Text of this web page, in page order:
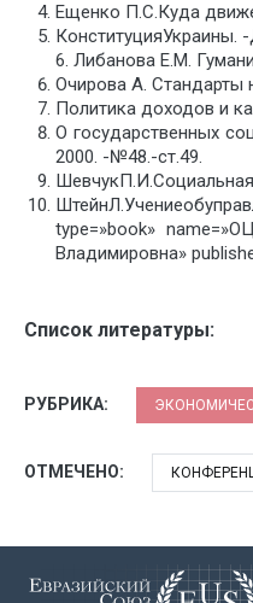
Ещенко П.С.Куда
КонституцияУкраины.
6. Либанова Е.М.
Очирова А. Стандарты
Политика доходов и
О государственных
2000. -№48.-ст.49.
type=»book»
Владимировна»
Список литературы:
РУБРИКА:
ОТМЕЧЕНО: